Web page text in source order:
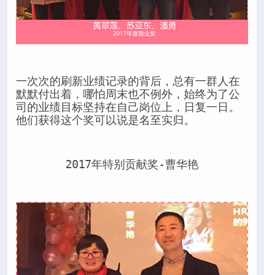
一次次的刷新业绩记录的背后，总有一群人在
默默付出着，哪怕周末也不例外，始终为了公
司的业绩目标坚持在自己岗位上，日复一日。
他们获得这个奖可以说是名至实归。
2017年特别贡献奖-曹华艳